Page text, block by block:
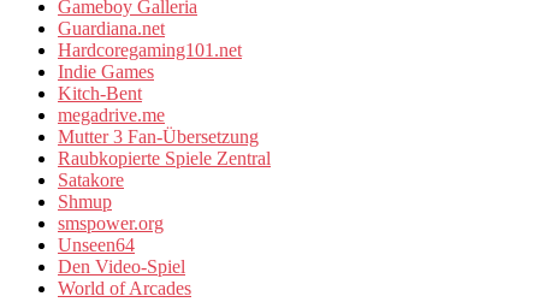
Gameboy Galleria
Guardiana.net
Hardcoregaming101.net
Indie Games
Kitch-Bent
megadrive.me
Mutter 3 Fan-Übersetzung
Raubkopierte Spiele Zentral
Satakore
Shmup
smspower.org
Unseen64
Den Video-Spiel
World of Arcades